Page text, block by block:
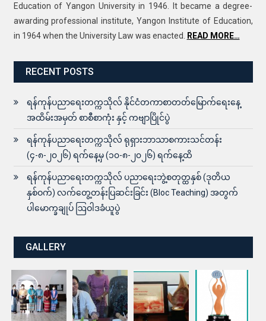
Education of Yangon University in 1946. It became a degree-
awarding professional institute, Yangon Institute of Education,
in 1964 when the University Law was enacted.
READ MORE…
RECENT POSTS
ရန်ကုန်ပညာရေးတက္ကသိုလ် နိုင်ငံတကာစာတတ်မြောက်ရေးနေ့
အထိမ်းအမှတ် စာစီစာကုံး နှင့် ကဗျာပြိုင်ပွဲ
ရန်ကုန်ပညာရေးတက္ကသိုလ် ရုရှားဘာသာစကားသင်တန်း
(၄-၈-၂၀၂၆) ရက်နေ့မှ (၁၀-၈-၂၀၂၆) ရက်နေ့ထိ
ရန်ကုန်ပညာရေးတက္ကသိုလ် ပညာရေးဘွဲ့စတုတ္ထနှစ် (ဒုတိယ
နှစ်ဝက်) လက်တွေ့တန်းပြဆင်းခြင်း (Bloc Teaching) အတွက်
ပါမောက္ခချုပ် ဩဝါဒခံယူပွဲ
GALLERY